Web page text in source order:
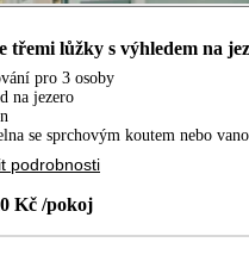
třemi lůžky s výhledem na
pro 3 osoby
na jezero
se sprchovým koutem nebo
podrobnosti
Kč /pokoj